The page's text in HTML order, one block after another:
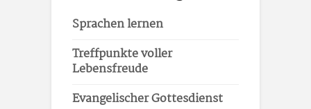
Sprachen lernen
Treffpunkte voller
Lebensfreude
Evangelischer Gottesdienst